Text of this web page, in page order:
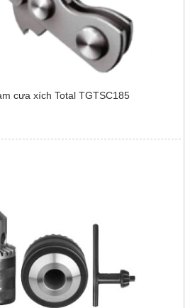
cưa xích Total TGTSC185